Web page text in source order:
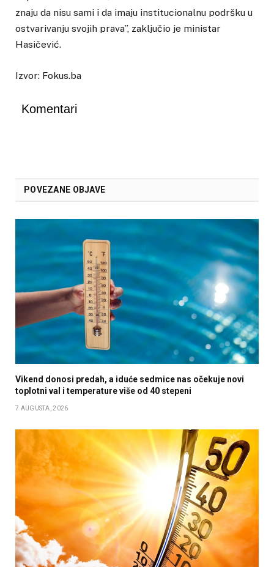
znaju da nisu sami i da imaju institucionalnu podršku u
ostvarivanju svojih prava”, zaključio je ministar
Hasičević.
Izvor: Fokus.ba
Komentari
POVEZANE OBJAVE
Vikend donosi predah, a iduće sedmice nas očekuje novi
toplotni val i temperature više od 40 stepeni
7 AUGUSTA, 2026